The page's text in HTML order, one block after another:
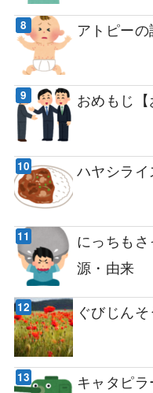
アトピー
おめもじ
ハヤシラ
にっちも
源・由来
ぐびじん
キャタピ